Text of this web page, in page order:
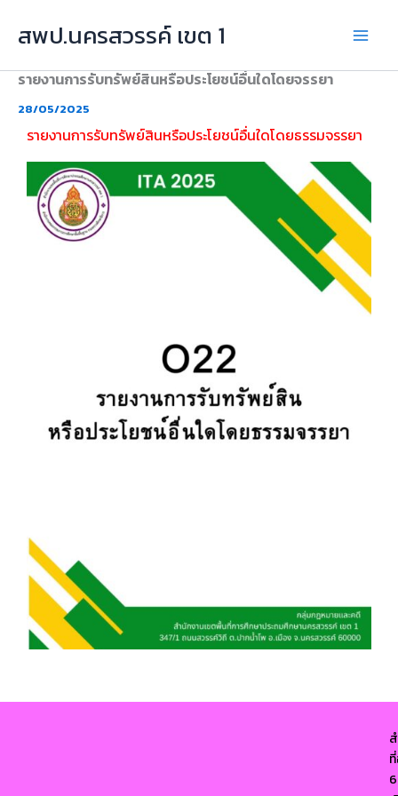
สพป.นครสวรรค์ เขต 1
รายงานการรับทรัพย์สินหรือประโยชน์อื่นใดโดยจรรยา
28/05/2025
รายงานการรับทรัพย์สินหรือประโยชน์อื่นใดโดยธรรมจรรยา